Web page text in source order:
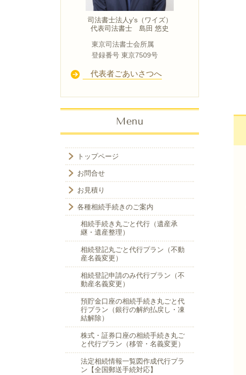
司法書士法人y’s（ワイズ）
代表司法書士 島田 悠史
東京司法書士会所属
登録番号 東京7509号
代表者ごあいさつへ
Menu
トップページ
お問合せ
お見積り
各種相続手続きのご案内
相続手続き丸ごと代行（遺産承
継・遺産整理）
相続登記丸ごと代行プラン（不動
産名義変更）
相続登記申請のみ代行プラン（不
動産名義変更）
預貯金口座の相続手続き丸ごと代
行プラン（銀行の解約払戻し・凍
結解除）
株式・証券口座の相続手続き丸ご
と代行プラン（移管・名義変更）
法定相続情報一覧図作成代行プラ
ン【全国郵送手続対応】